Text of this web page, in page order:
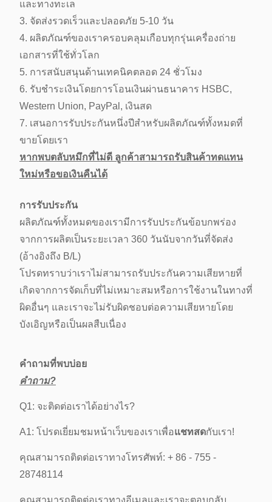
และทางทะเล
3. จัดส่งรวดเร็วและปลอดภัย 5-10 วัน
4. ผลิตภัณฑ์ของเราครอบคลุมเกือบทุกรุ่นเครื่องถ่าย
เอกสารที่ใช้ทั่วโลก
5. การสนับสนุนด้านเทคนิคตลอด 24 ชั่วโมง
6. รับชำระเงินโดยการโอนเงินผ่านธนาคาร HSBC,
Western Union, PayPal, เงินสด
7. เสนอการรับประกันหนึ่งปีสำหรับผลิตภัณฑ์ทั้งหมดที่
ขายโดยเรา
หากพบตลับหมึกที่ไม่ดี ลูกค้าสามารถรับสินค้าทดแทน
ใหม่หรือขอเงินคืนได้
การรับประกัน
ผลิตภัณฑ์ทั้งหมดของเรามีการรับประกันข้อบกพร่อง
จากการผลิตเป็นระยะเวลา 360 วันนับจากวันที่จัดส่ง
(อ้างอิงถึง B/L)
โปรดทราบว่าเราไม่สามารถรับประกันความเสียหายที่
เกิดจากการจัดเก็บที่ไม่เหมาะสมหรือการใช้งานในทางที่
ผิดอื่นๆ และเราจะไม่รับผิดชอบต่อความเสียหายโดย
บังเอิญหรือเป็นผลสืบเนื่อง
คำถามที่พบบ่อย
คำถาม?
Q1: จะติดต่อเราได้อย่างไร?
A1: โปรดเยี่ยมชมหน้าเว็บของเราเพื่อแชทสดกับเรา!
คุณสามารถติดต่อเราทางโทรศัพท์: + 86 - 755 -
28748114